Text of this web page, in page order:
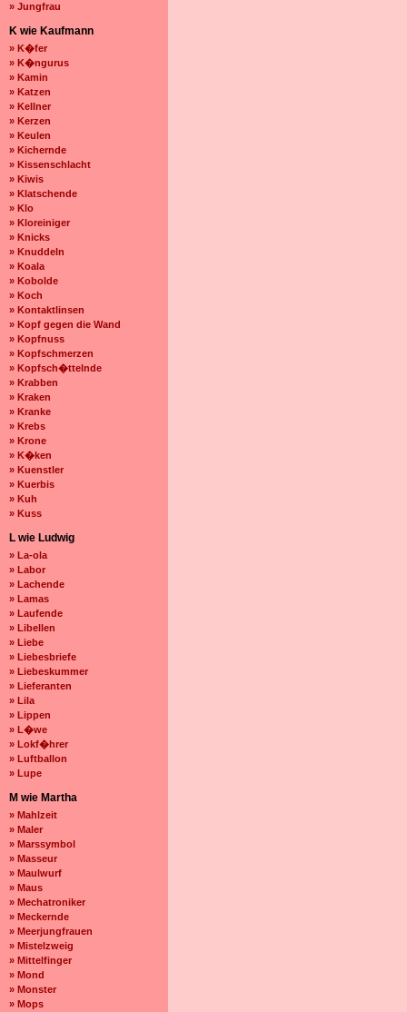
» Jungfrau
K wie Kaufmann
» K�fer
» K�ngurus
» Kamin
» Katzen
» Kellner
» Kerzen
» Keulen
» Kichernde
» Kissenschlacht
» Kiwis
» Klatschende
» Klo
» Kloreiniger
» Knicks
» Knuddeln
» Koala
» Kobolde
» Koch
» Kontaktlinsen
» Kopf gegen die Wand
» Kopfnuss
» Kopfschmerzen
» Kopfsch�ttelnde
» Krabben
» Kraken
» Kranke
» Krebs
» Krone
» K�ken
» Kuenstler
» Kuerbis
» Kuh
» Kuss
L wie Ludwig
» La-ola
» Labor
» Lachende
» Lamas
» Laufende
» Libellen
» Liebe
» Liebesbriefe
» Liebeskummer
» Lieferanten
» Lila
» Lippen
» L�we
» Lokf�hrer
» Luftballon
» Lupe
M wie Martha
» Mahlzeit
» Maler
» Marssymbol
» Masseur
» Maulwurf
» Maus
» Mechatroniker
» Meckernde
» Meerjungfrauen
» Mistelzweig
» Mittelfinger
» Mond
» Monster
» Mops